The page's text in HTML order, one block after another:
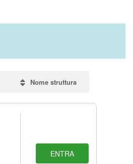
Nome struttura
ENTRA